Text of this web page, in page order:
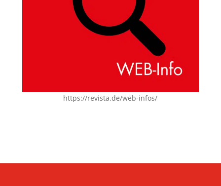
https://revista.de/web-infos/